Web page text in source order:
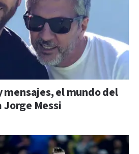
mensajes, el mundo del
Messi